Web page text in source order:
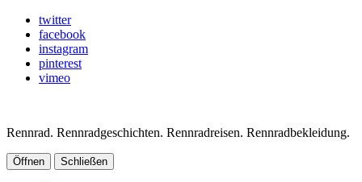
twitter
facebook
instagram
pinterest
vimeo
Rennrad. Rennradgeschichten. Rennradreisen. Rennradbekleidung.
Öffnen Schließen